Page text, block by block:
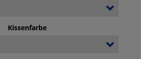
Kissenfarbe